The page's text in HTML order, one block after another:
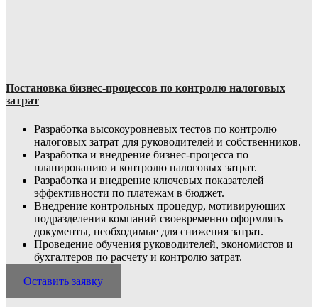
Постановка бизнес-процессов по контролю налоговых
затрат
Разработка высокоуровневых тестов по контролю
налоговых затрат для руководителей и собственников.
Разработка и внедрение бизнес-процесса по
планированию и контролю налоговых затрат.
Разработка и внедрение ключевых показателей
эффективности по платежам в бюджет.
Внедрение контрольных процедур, мотивирующих
подразделения компаний своевременно оформлять
документы, необходимые для снижения затрат.
Проведение обучения руководителей, экономистов и
бухгалтеров по расчету и контролю затрат.
Оставить заявку